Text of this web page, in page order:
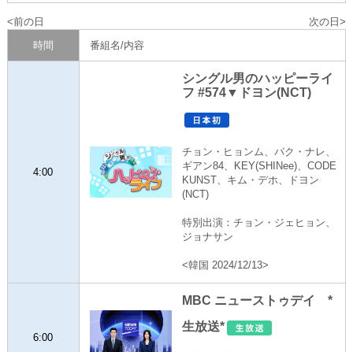
前の日
次の日
時間
番組名/内容
4:00
シングル男のハッピーライ
フ #574▼ドヨン(NCT)
チョン・ヒョンム、パク・ナレ、
ギアン84、KEY(SHINee)、CODE
KUNST、キム・デホ、ドヨン
(NCT)
特別出演：チョン・ジェヒョン、
ジョナサン
<韓国 2024/12/13>
6:00
MBC ニューストゥデイ *
生放送*